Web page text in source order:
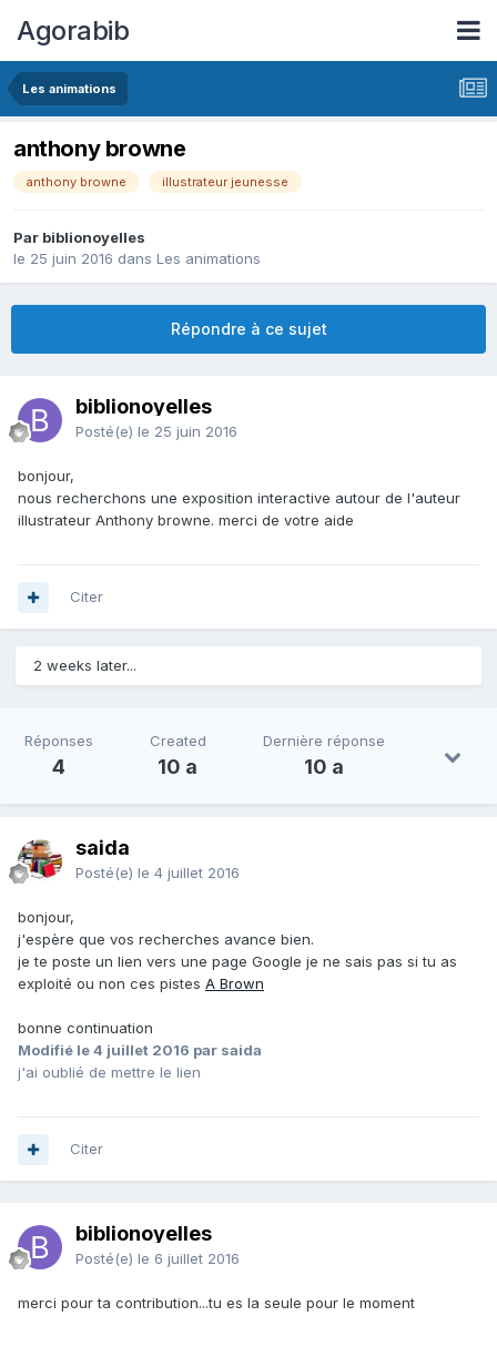
Agorabib
Les animations
anthony browne
anthony browne illustrateur jeunesse
Par biblionoyelles
le 25 juin 2016 dans Les animations
Répondre à ce sujet
biblionoyelles
Posté(e) le 25 juin 2016
bonjour,
nous recherchons une exposition interactive autour de l'auteur
illustrateur Anthony browne. merci de votre aide
Citer
2 weeks later...
Réponses
4
Created
10 a
Dernière réponse
10 a
saida
Posté(e) le 4 juillet 2016
bonjour,
j'espère que vos recherches avance bien.
je te poste un lien vers une page Google je ne sais pas si tu as
exploité ou non ces pistes A Brown
bonne continuation
Modifié le 4 juillet 2016 par saida
j'ai oublié de mettre le lien
Citer
biblionoyelles
Posté(e) le 6 juillet 2016
merci pour ta contribution...tu es la seule pour le moment